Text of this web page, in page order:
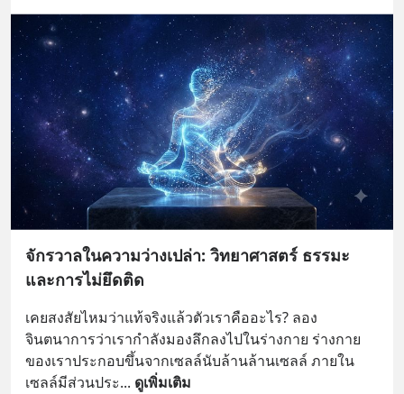
จักรวาลในความว่างเปล่า: วิทยาศาสตร์ ธรรมะ
และการไม่ยึดติด
เคยสงสัยไหมว่าแท้จริงแล้วตัวเราคืออะไร? ลอง
จินตนาการว่าเรากำลังมองลึกลงไปในร่างกาย ร่างกาย
ของเราประกอบขึ้นจากเซลล์นับล้านล้านเซลล์ ภายใน
เซลล์มีส่วนประ... ดูเพิ่มเติม